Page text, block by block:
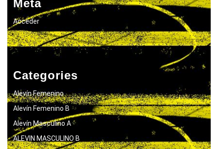
Meta
Acceder
Categories
Alevín Femenino
Alevín Femenino B
Alevín Masculino A
ALEVIN MASCULINO B